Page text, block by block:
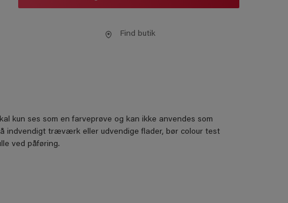
Find butik
kun ses som en farveprøve og kan ikke anvendes som
indvendigt træværk eller udvendige flader, bør colour test
ved påføring.